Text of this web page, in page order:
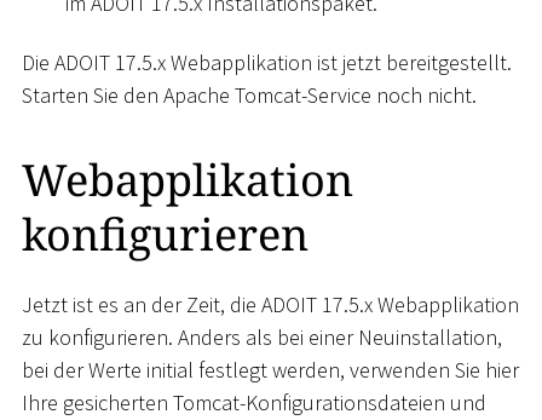
Die ADOIT 17.5.x Webapplikation ist jetzt bereitgestellt.
Starten Sie den Apache Tomcat-Service noch nicht.
Webapplikation
konfigurieren
Jetzt ist es an der Zeit, die ADOIT 17.5.x Webapplikation
zu konfigurieren. Anders als bei einer Neuinstallation,
bei der Werte initial festlegt werden, verwenden Sie hier
Ihre gesicherten Tomcat-Konfigurationsdateien und